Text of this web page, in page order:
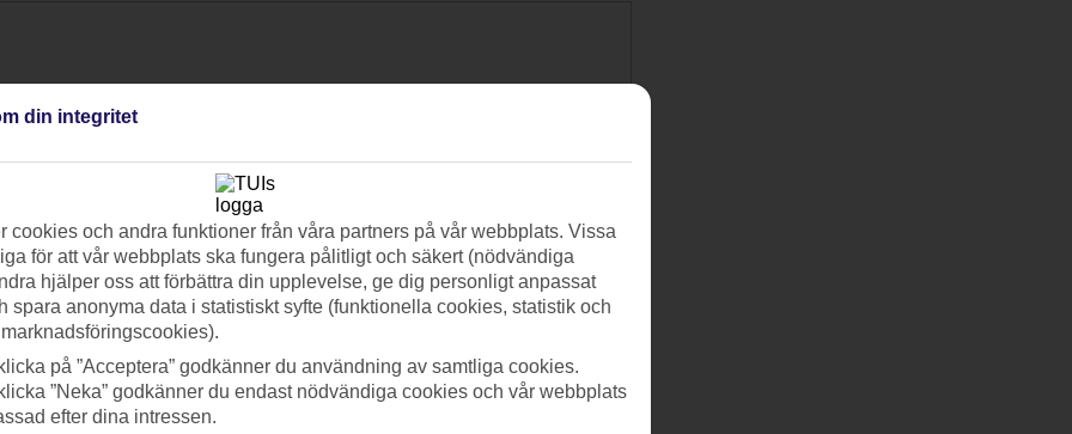
din integritet
cookies och andra funktioner från våra partners på vår webbplats. Vissa
för att vår webbplats ska fungera pålitligt och säkert (nödvändiga
hjälper oss att förbättra din upplevelse, ge dig personligt anpassat
spara anonyma data i statistiskt syfte (funktionella cookies, statistik och
på ”Acceptera” godkänner du användning av samtliga cookies.
”Neka” godkänner du endast nödvändiga cookies och vår webbplats
efter dina intressen.